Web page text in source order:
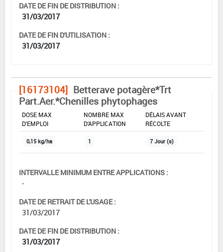
DATE DE FIN DE DISTRIBUTION :
31/03/2017
DATE DE FIN D'UTILISATION :
31/03/2017
[16173104] Betterave potagère*Trt
Part.Aer.*Chenilles phytophages
DOSE MAX
D'EMPLOI
NOMBRE MAX
D'APPLICATION
DÉLAIS AVANT
RÉCOLTE
0,15 kg/ha 1 7 Jour (s)
INTERVALLE MINIMUM ENTRE APPLICATIONS :
-
DATE DE RETRAIT DE L'USAGE :
31/03/2017
DATE DE FIN DE DISTRIBUTION :
31/03/2017